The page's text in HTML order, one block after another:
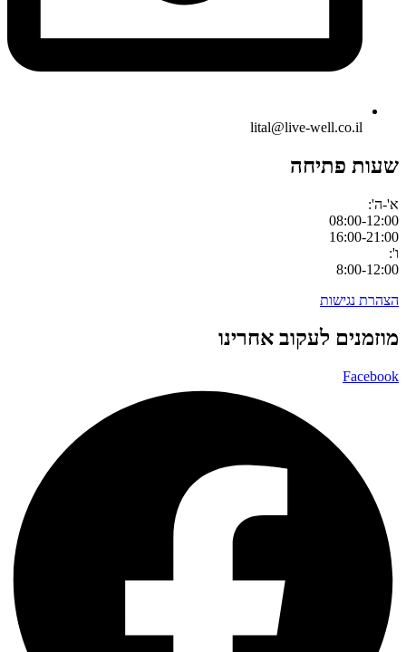
lital@live-well.co.il
שעות פתיחה
א'-ה':
08:00-12:00
16:00-21:00
ו':
8:00-12:00
הצהרת נגישות
מוזמנים לעקוב אחרינו
Facebook